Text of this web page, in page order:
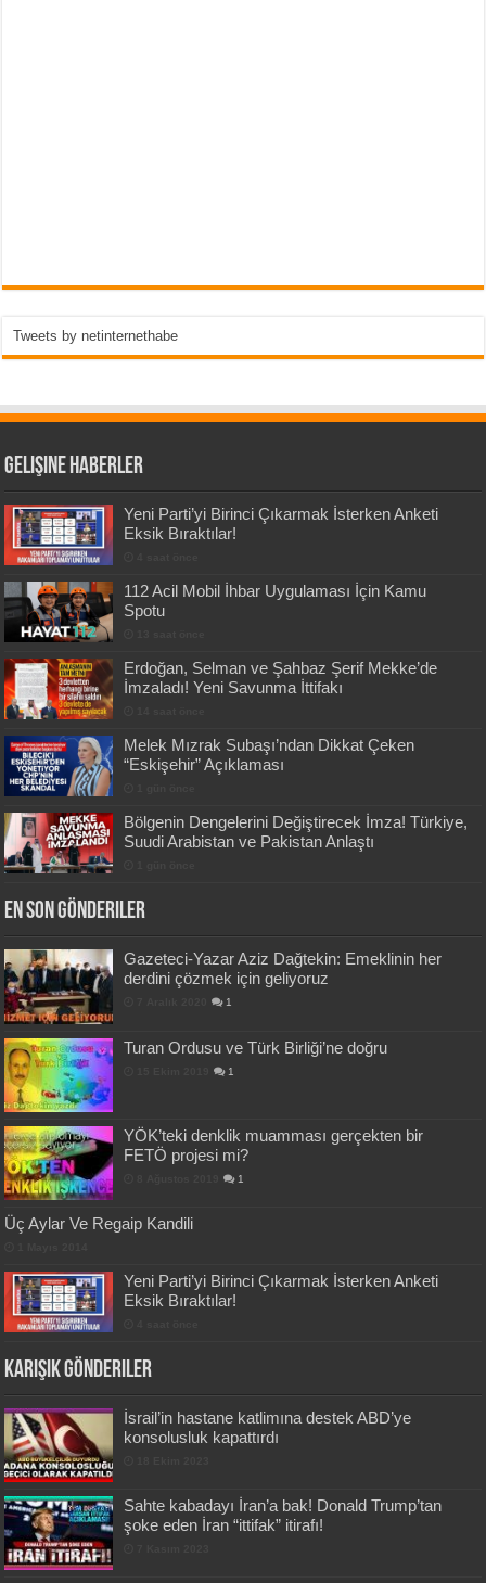
Tweets by netinternethabe
Gelişine Haberler
Yeni Parti’yi Birinci Çıkarmak İsterken Anketi
Eksik Bıraktılar!
112 Acil Mobil İhbar Uygulaması İçin Kamu
Spotu
Erdoğan, Selman ve Şahbaz Şerif Mekke’de
İmzaladı! Yeni Savunma İttifakı
Melek Mızrak Subaşı’ndan Dikkat Çeken
“Eskişehir” Açıklaması
Bölgenin Dengelerini Değiştirecek İmza! Türkiye,
Suudi Arabistan ve Pakistan Anlaştı
En Son Gönderiler
Gazeteci-Yazar Aziz Dağtekin: Emeklinin her
derdini çözmek için geliyoruz
1
Turan Ordusu ve Türk Birliği’ne doğru
1
YÖK’teki denklik muamması gerçekten bir
FETÖ projesi mi?
1
Üç Aylar Ve Regaip Kandili
Yeni Parti’yi Birinci Çıkarmak İsterken Anketi
Eksik Bıraktılar!
Karışık Gönderiler
İsrail’in hastane katlimına destek ABD’ye
konsolusluk kapattırdı
Sahte kabadayı İran’a bak! Donald Trump’tan
şoke eden İran “ittifak” itirafı!